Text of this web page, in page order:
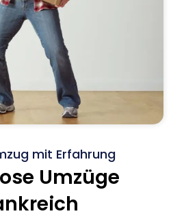
mit Erfahrung
Umzüge